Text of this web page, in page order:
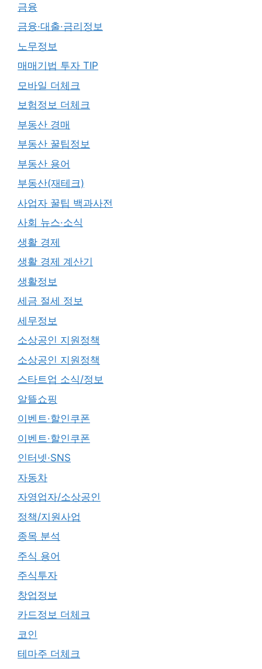
금융
금융·대출·금리정보
노무정보
매매기법 투자 TIP
모바일 더체크
보험정보 더체크
부동산 경매
부동산 꿀팁정보
부동산 용어
부동산(재테크)
사업자 꿀팁 백과사전
사회 뉴스·소식
생활 경제
생활 경제 계산기
생활정보
세금 절세 정보
세무정보
소상공인 지원정책
소상공인 지원정책
스타트업 소식/정보
알뜰쇼핑
이벤트·할인쿠폰
이벤트·할인쿠폰
인터넷·SNS
자동차
자영업자/소상공인
정책/지원사업
종목 분석
주식 용어
주식투자
창업정보
카드정보 더체크
코인
테마주 더체크